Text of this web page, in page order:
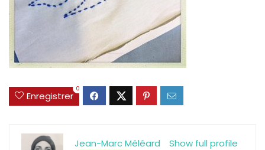
Enregistrer
0
Show full profile
Jean-Marc Méléard